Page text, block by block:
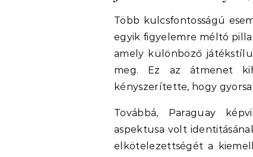
Több kulcsfontosságú
egyik figyelemre méltó
amely különböző
meg. Ez az átmenet
kényszerítette, hogy
Továbbá, Paraguay
aspektusa volt
elkötelezettségét a